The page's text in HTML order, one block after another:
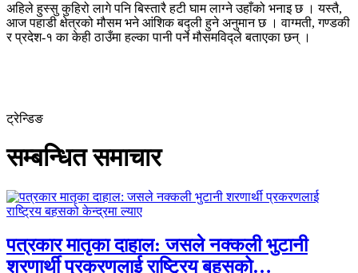
अहिले हुस्सु कुहिरो लागे पनि बिस्तारै हटी घाम लाग्ने उहाँको भनाइ छ । यस्तै,
आज पहाडी क्षेत्रको मौसम भने आंशिक बद्ली हुने अनुमान छ । वाग्मती, गण्डकी
र प्रदेश-१ का केही ठाउँमा हल्का पानी पर्ने मौसमविद्ले बताएका छन् ।
ट्रेन्डिङ
सम्बन्धित समाचार
पत्रकार मातृका दाहाल: जसले नक्कली भुटानी
शरणार्थी प्रकरणलाई राष्ट्रिय बहसको…